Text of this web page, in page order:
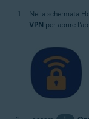
Nella schermata
VPN per aprire